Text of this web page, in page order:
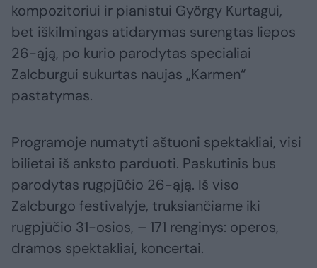
kompozitoriui ir pianistui György Kurtagui,
bet iškilmingas atidarymas surengtas liepos
26-ąją, po kurio parodytas specialiai
Zalcburgui sukurtas naujas „Karmen“
pastatymas.
Programoje numatyti aštuoni spektakliai, visi
bilietai iš anksto parduoti. Paskutinis bus
parodytas rugpjūčio 26-ąją. Iš viso
Zalcburgo festivalyje, truksiančiame iki
rugpjūčio 31-osios, – 171 renginys: operos,
dramos spektakliai, koncertai.